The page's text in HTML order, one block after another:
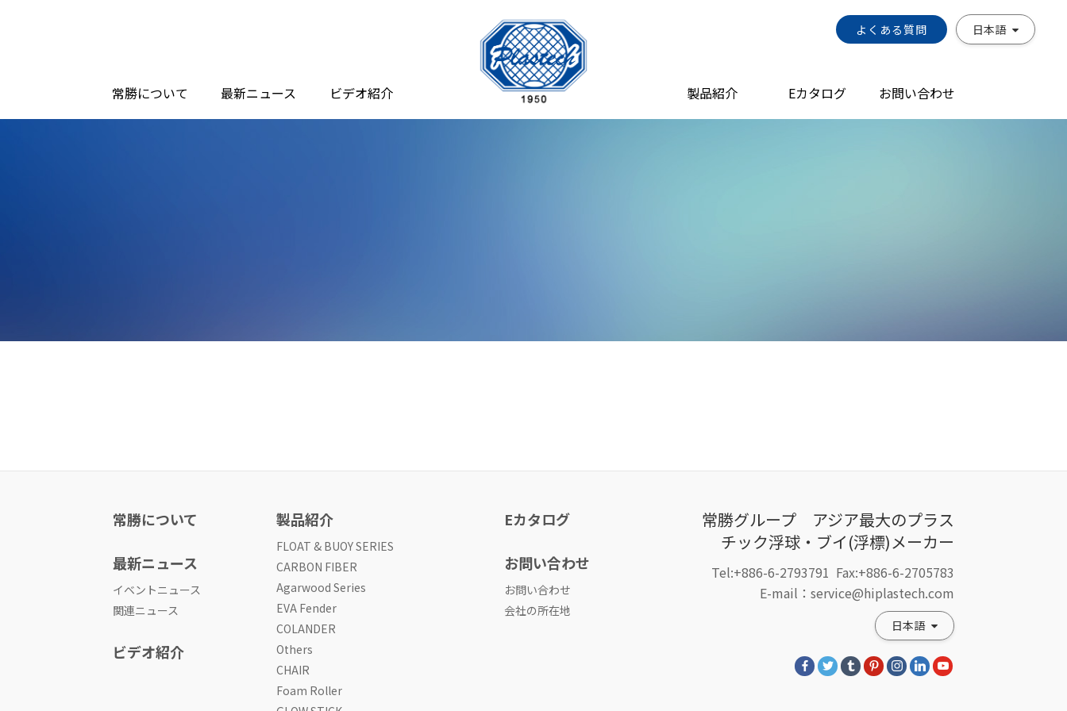
よくある質問 日本語
常勝について 最新ニュース ビデオ紹介 製品紹介 Eカタログ お問い合わせ
常勝について
最新ニュース
イベントニュース
関連ニュース
ビデオ紹介
製品紹介
FLOAT & BUOY SERIES
CARBON FIBER
Agarwood Series
EVA Fender
COLANDER
Others
CHAIR
Foam Roller
Eカタログ
お問い合わせ
お問い合わせ
会社の所在地
常勝グループ アジア最大のプラス
チック浮球・ブイ(浮標)メーカー
Tel:+886-6-2793791 Fax:+886-6-2705783
E-mail：service@hiplastech.com
日本語